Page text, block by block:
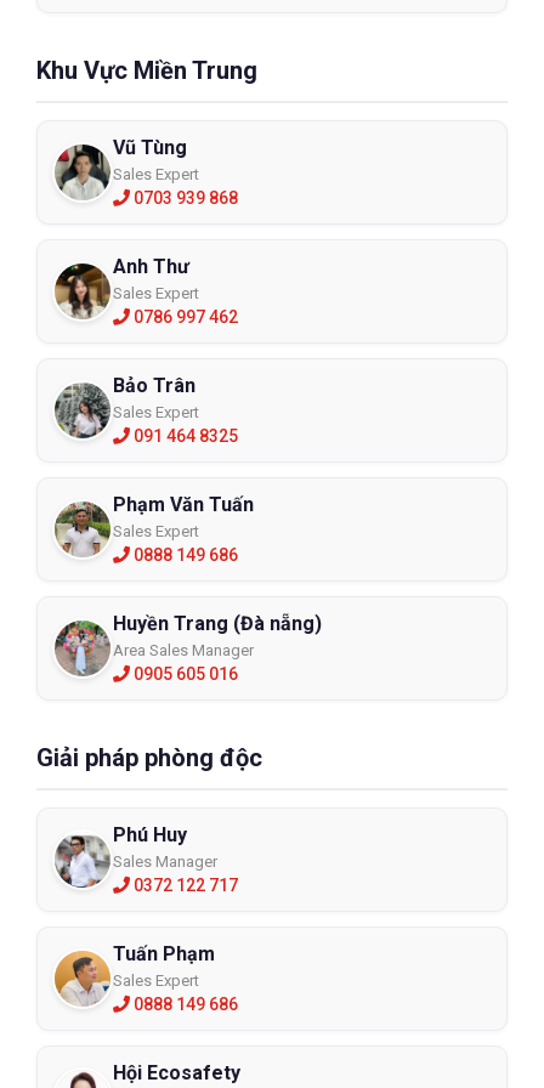
=> Tham khảo thêm các loại
độ 5 bán chạy nhất
chống cắt
Để lựa chọn được đôi găng tay phù hợp với công việc và sử
dụng đúng cách bạn nên nằm lòng một số lưu ý sau:
rách không
Khu Vực Miền Trung
Vũ Tùng
Sales Expert
0703 939 868
Anh Thư
Sales Expert
0786 997 462
Bảo Trân
Sales Expert
091 464 8325
Phạm Văn Tuấn
Sales Expert
0888 149 686
Huyền Trang (Đà nẵng)
Area Sales Manager
0905 605 016
Giải pháp phòng độc
Phú Huy
Sales Manager
0372 122 717
Tuấn Phạm
Sales Expert
0888 149 686
Hội Ecosafety